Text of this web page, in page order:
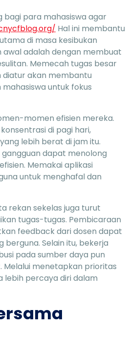
bagi para mahasiswa agar
Hal ini membantu
di masa kesibukan
awal adalah dengan membuat
Memecah tugas besar
diatur akan membantu
untuk fokus
momen efisien mereka.
di pagi hari,
lebih berat di jam itu.
dapat menolong
Memakai aplikasi
untuk menghafal dan
rekan sekelas juga turut
tugas-tugas. Pembicaraan
feedback dari dosen dapat
Selain itu, bekerja
pada sumber daya pun
menetapkan prioritas
lebih percaya diri dalam